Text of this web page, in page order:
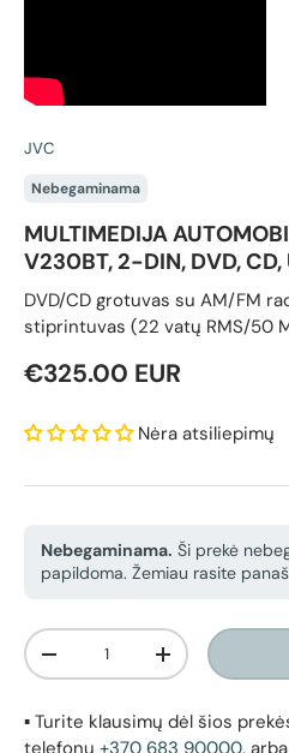
JVC
Nebegaminama
MULTIMEDIJA
V230BT, 2-DIN, DVD, CD,
DVD/CD grotuvas su AM/FM
stiprintuvas (22 vatų RMS/50
Reguliari kaina
€325.00 EUR
Nėra atsiliepimų
Nebegaminama. Ši prekė
papildoma. Žemiau rasite
Kiekis
Sumažinti kiekįPadidinti kiekį
▪️ Turite klausimų dėl šios